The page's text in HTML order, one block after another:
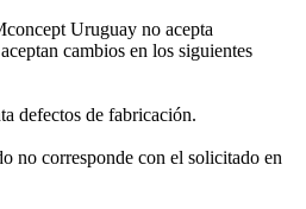
Uruguay no acepta
cambios en los siguientes
defectos de fabricación.
no corresponde con el solicitado en